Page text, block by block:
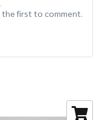
the first to comment.